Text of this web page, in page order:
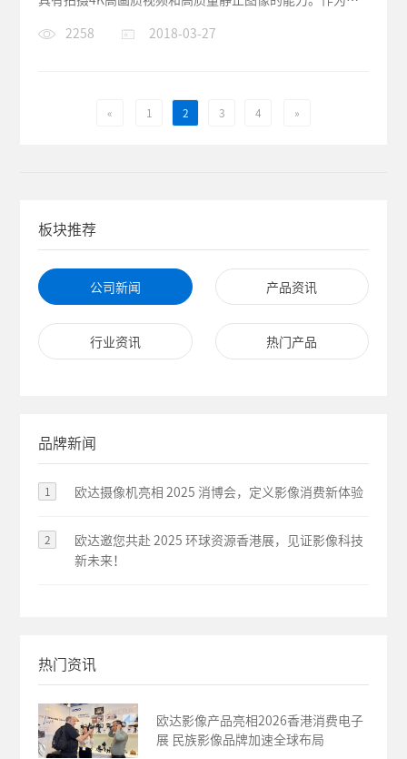
2258
2018-03-27
« 1 2 3 4 »
板块推荐
公司新闻 产品资讯
行业资讯 热门产品
品牌新闻
1 欧达摄像机亮相 2025 消博会，定义影像消费新体验
2
欧达邀您共赴 2025 环球资源香港展，见证影像科技
新未来！
热门资讯
欧达影像产品亮相2026香港消费电子
展 民族影像品牌加速全球布局